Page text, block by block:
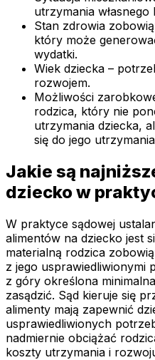
utrzymania własnego
Stan zdrowia
który może
wydatki.
Wiek dziecka –
rozwojem.
Możliwości
rodzica, który nie
utrzymania dziecka,
się do jego
Jakie są
dziecko w
W praktyce sądowej
alimentów na dziecko jest
materialną rodzica
z jego usprawiedliwionymi
z góry określona
zasądzić. Sąd kieruje się
alimenty mają zapewnić
usprawiedliwionych
nadmiernie obciążać
koszty utrzymania i